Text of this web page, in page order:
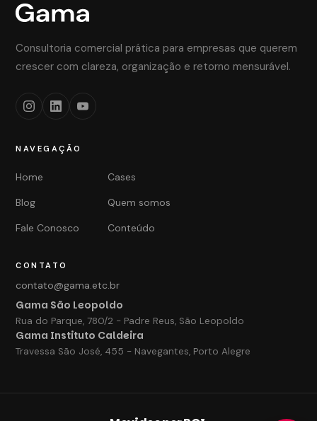
Consultoria comercial prática para empresas que querem
crescer com clareza, organização e retorno mensurável.
NAVEGAÇÃO
Home
Cases
Blog
Quem somos
Fale Conosco
Conteúdo
CONTATO
contato@gama.etc.br
Gama São Leopoldo
Rua do Parque, 780/2 - Padre Reus, São Leopoldo
Gama Instituto Caldeira
Travessa São José, 455 - Navegantes, Porto Alegre